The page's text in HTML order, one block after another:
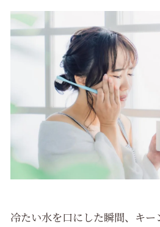
冷たい水を口にした瞬間、キ